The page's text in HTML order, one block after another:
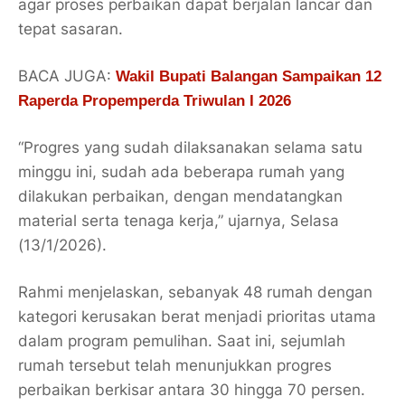
agar proses perbaikan dapat berjalan lancar dan
tepat sasaran.
BACA JUGA: Wakil Bupati Balangan Sampaikan 12
Raperda Propemperda Triwulan I 2026
“Progres yang sudah dilaksanakan selama satu
minggu ini, sudah ada beberapa rumah yang
dilakukan perbaikan, dengan mendatangkan
material serta tenaga kerja,” ujarnya, Selasa
(13/1/2026).
Rahmi menjelaskan, sebanyak 48 rumah dengan
kategori kerusakan berat menjadi prioritas utama
dalam program pemulihan. Saat ini, sejumlah
rumah tersebut telah menunjukkan progres
perbaikan berkisar antara 30 hingga 70 persen.